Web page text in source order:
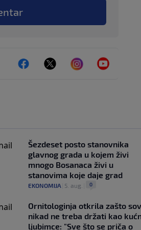
Šezdeset posto stanovnika
glavnog grada u kojem živi
mnogo Bosanaca živi u
stanovima koje daje grad
EKONOMIJA 5. aug. 0
Ornitologinja otkrila zašto
nikad ne treba držati kao
ljubimce: "Sve što se priča o